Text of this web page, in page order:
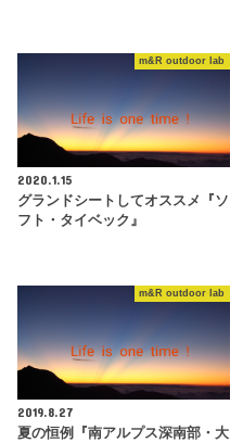
m&R outdoor lab
2020.1.15
グランドシートしてオススメ『ソ
フト・タイベック』
m&R outdoor lab
2019.8.27
夏の恒例『南アルプス深南部・大